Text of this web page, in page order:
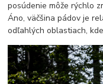
posúdenie môže rýchlo
Áno, väčšina pádov je
odľahlých oblastiach,